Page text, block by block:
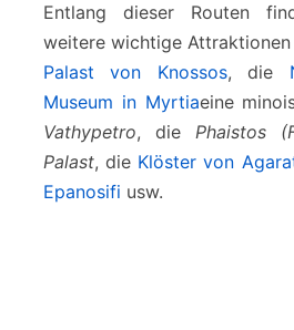
Entlang dieser Routen
weitere wichtige
Palast von Knossos, die
Museum in Myrtiaeine
Vathypetro, die Phaistos
Palast, die Klöster von
Epanosifi usw.